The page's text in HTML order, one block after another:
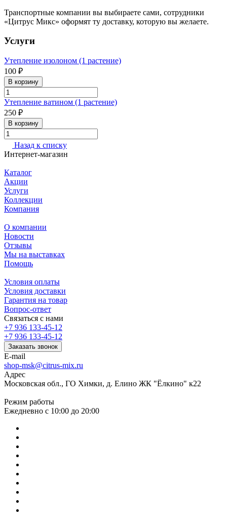
Транспортные компании вы выбираете сами, сотрудники
«Цитрус Микс» оформят ту доставку, которую вы желаете.
Услуги
Утепление изолоном (1 растение)
100 ₽
В корзину
Утепление ватином (1 растение)
250 ₽
В корзину
Назад к списку
Интернет-магазин
Каталог
Акции
Услуги
Коллекции
Компания
О компании
Новости
Отзывы
Мы на выставках
Помощь
Условия оплаты
Условия доставки
Гарантия на товар
Вопрос-ответ
Связаться с нами
+7 936 133-45-12
+7 936 133-45-12
Заказать звонок
E-mail
shop-msk@citrus-mix.ru
Адрес
Московская обл., ГО Химки, д. Елино ЖК "Ёлкино" к22
Режим работы
Ежедневно с 10:00 до 20:00